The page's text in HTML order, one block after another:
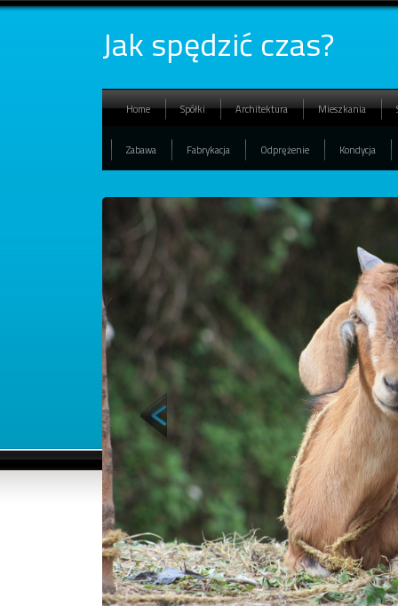
Jak spędzić czas?
Home Spółki Architektura Mieszkania
Zabawa Fabrykacja Odprężenie Kondycja